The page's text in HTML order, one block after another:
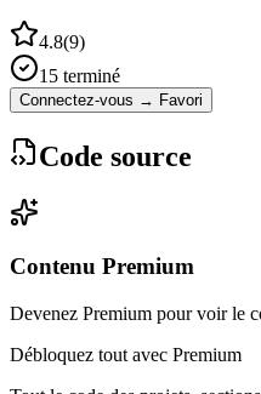
4.8(9)
15 terminé
Connectez-vous → Favori
Code source
Contenu Premium
Devenez Premium pour voir le
Débloquez tout avec Premium